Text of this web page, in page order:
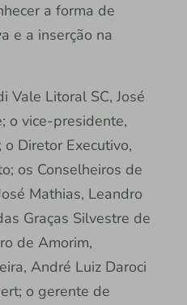
a forma de
e a inserção na
Vale Litoral SC, José
o vice-presidente,
Diretor Executivo,
os Conselheiros de
Mathias, Leandro
Graças Silvestre de
de Amorim,
André Luiz Daroci
o gerente de